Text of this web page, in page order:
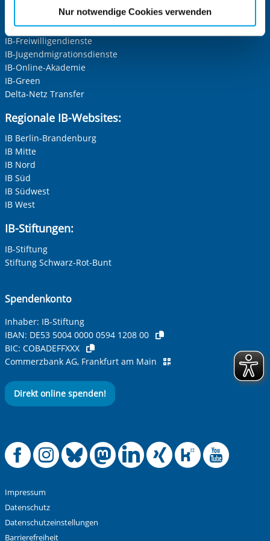
Cookies, die erforderlich zur Bereitstellung der von Ihnen
aufgerufenen und somit gewünschten Website-
Funktionen sind. Diese Cookies setzen wir aufgrund
berechtigter Interessen und daher unabhängig von einer
Einwilligung.
Nur notwendige Cookies verwenden
Herr
Neutrale Anrede
Unternehmen
Nachname, Vorname*
Adresse (PLZ, Ort, Strasse)
Ihre E-Mail-Adresse
Ihre Telefonnummer
Betreff ihrer Anfrage
Ihre Nachricht*
Anti-Roboter-Verifizierung
Alle Informationen zum Schutz der Daten sind sind in
IB-Kindertageseinrichtungen
IB-Freiwilligendienste
IB-Jugendmigrationsdienste
IB-Online-Akademie
IB-Green
Delta-Netz Transfer
Regionale IB-Websites:
IB Berlin-Brandenburg
IB Mitte
IB Nord
IB Süd
IB Südwest
IB West
IB-Stiftungen:
IB-Stiftung
Stiftung Schwarz-Rot-Bunt
Spendenkonto
Inhaber: IB-Stiftung
IBAN: DE53 5004 0000 0594 1208 00
BIC: COBADEFFXXX
Commerzbank AG, Frankfurt am Main
Direkt online spenden!
Offizielle
Offizielle
Offizielle
Offizielle
Offizielle
Impressum
Datenschutz
Datenschutzeinstellungen
Barrierefreiheit